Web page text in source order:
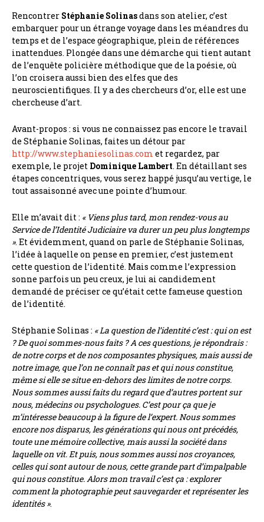
Rencontrer Stéphanie Solinasdans son atelier, c’est
embarquer pour un étrange voyage dans les méandres du
temps et de l’espace géographique, plein de références
inattendues. Plongée dans une démarche qui tient autant
de l’enquête policière méthodique que de la poésie, où
l’on croisera aussi bien des elfes que des
neuroscientifiques. Il y a des chercheurs d’or, elle est une
chercheuse d’art.
Avant-propos : si vous ne connaissez pas encore le travail
de Stéphanie Solinas, faites un détour par
http://www.stephaniesolinas.com et regardez, par
exemple, le projet Dominique Lambert. En détaillant ses
étapes concentriques, vous serez happé jusqu’au vertige, le
tout assaisonné avec une pointe d’humour.
Elle m’avait dit : « Viens plus tard, mon rendez-vous au
Service de l’Identité Judiciaire va durer un peu plus longtemps
». Et évidemment, quand on parle de Stéphanie Solinas,
l’idée à laquelle on pense en premier, c’est justement
cette question de l’identité. Mais comme l’expression
sonne parfois un peu creux, je lui ai candidement
demandé de préciser ce qu’était cette fameuse question
de l’identité.
Stéphanie Solinas : « La question de l’identité c’est : qui on est
? De quoi sommes-nous faits ? A ces questions, je répondrais :
de notre corps et de nos composantes physiques, mais aussi de
notre image, que l’on ne connaît pas et qui nous constitue,
même si elle se situe en-dehors des limites de notre corps.
Nous sommes aussi faits du regard que d’autres portent sur
nous, médecins ou psychologues. C’est pour ça que je
m’intéresse beaucoup à la figure de l’expert. Nous sommes
encore nos disparus, les générations qui nous ont précédés,
toute une mémoire collective, mais aussi la société dans
laquelle on vit. Et puis, nous sommes aussi nos croyances,
celles qui sont autour de nous, cette grande part d’impalpable
qui nous constitue. Alors mon travail c’est ça : explorer
comment la photographie peut sauvegarder et représenter les
identités ».